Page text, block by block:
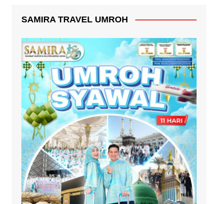
SAMIRA TRAVEL UMROH